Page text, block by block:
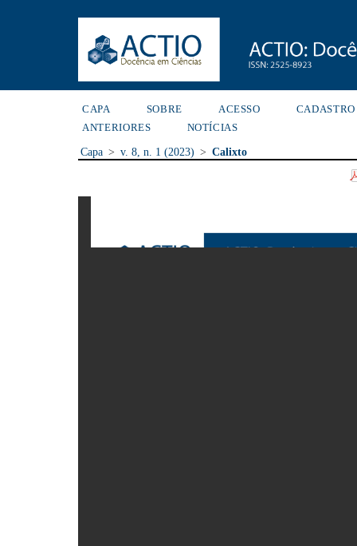
CAPA SOBRE ACESSO
CADASTRO
ANTERIORES
NOTÍCIAS
Capa > v. 8, n. 1 (2023) > Calixto